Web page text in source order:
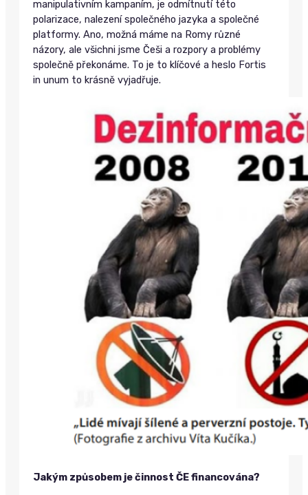
manipulativním kampaním, je odmítnutí této
polarizace, nalezení společného jazyka a společné
platformy. Ano, možná máme na Romy různé
názory, ale všichni jsme Češi a rozpory a problémy
společně překonáme. To je to klíčové a heslo Fortis
in unum to krásně vyjadřuje.
Jakým způsobem je činnost ČE financována?